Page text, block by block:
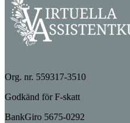
Org. nr. 559317-3510
Godkänd för F-skatt
BankGiro 5675-0292